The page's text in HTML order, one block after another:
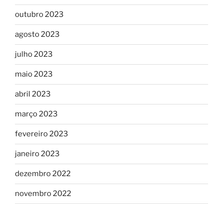
outubro 2023
agosto 2023
julho 2023
maio 2023
abril 2023
março 2023
fevereiro 2023
janeiro 2023
dezembro 2022
novembro 2022